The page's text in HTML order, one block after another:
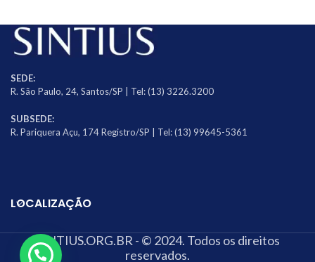
SEDE:
R. São Paulo, 24, Santos/SP | Tel: (13) 3226.3200
SUBSEDE:
R. Pariquera Açu, 174 Registro/SP | Tel: (13) 99645-5361
LOCALIZAÇÃO
SINTIUS.ORG.BR - © 2024. Todos os direitos
reservados.